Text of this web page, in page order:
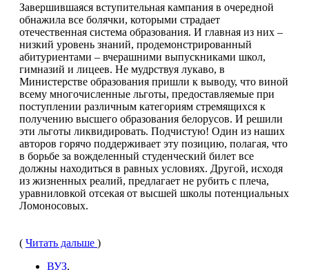
Завершившаяся вступительная кампания в очередной
обнажила все болячки, которыми страдает
отечественная система образования. И главная из них –
низкий уровень знаний, продемонстрированный
абитуриентами – вчерашними выпускниками школ,
гимназий и лицеев. Не мудрствуя лукаво, в
Министерстве образования пришли к выводу, что виной
всему многочисленные льготы, предоставляемые при
поступлении различным категориям стремящихся к
получению высшего образования белорусов. И решили
эти льготы ликвидировать. Подчистую! Один из наших
авторов горячо поддерживает эту позицию, полагая, что
в борьбе за вожделенный студенческий билет все
должны находиться в равных условиях. Другой, исходя
из жизненных реалий, предлагает не рубить с плеча,
уравниловкой отсекая от высшей школы потенциальных
Ломоносовых.
( Читать дальше )
ВУЗ,